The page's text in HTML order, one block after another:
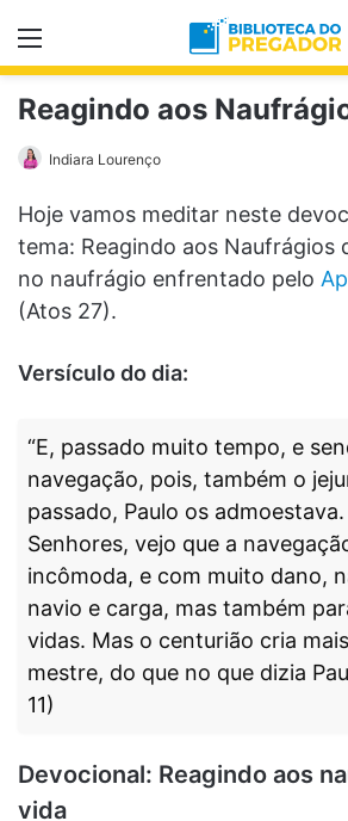
Menu
Reagindo aos
Indiara Lourenço
Hoje vamos meditar neste
tema: Reagindo aos Naufrágios
no naufrágio enfrentado pelo
(Atos 27).
Versículo do dia:
“E, passado muito tempo, e
navegação, pois, também o
passado, Paulo os
Senhores, vejo que a
incômoda, e com muito dano,
navio e carga, mas também
vidas. Mas o centurião cria
mestre, do que no que dizia
11)
Devocional: Reagindo aos
vida